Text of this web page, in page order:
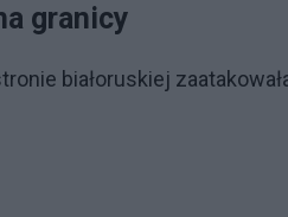
granicy
białoruskiej